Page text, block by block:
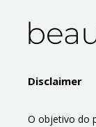
Disclaimer
O objetivo do